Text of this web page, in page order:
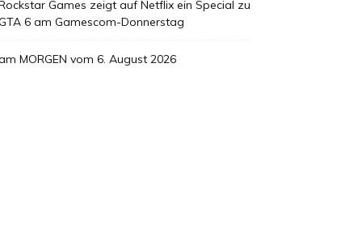
Games zeigt auf Netflix ein Special zu
6 am Gamescom-Donnerstag
MORGEN vom 6. August 2026